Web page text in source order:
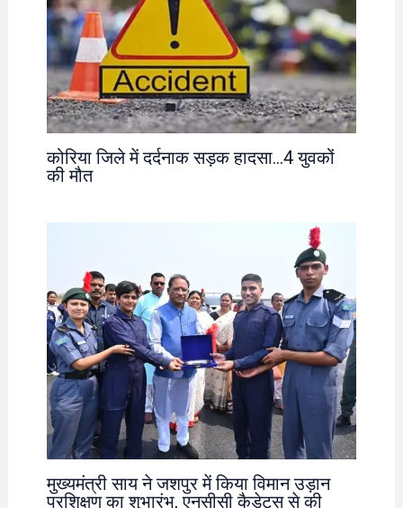
कोरिया जिले में दर्दनाक सड़क हादसा…4 युवकों
की मौत
मुख्यमंत्री साय ने जशपुर में किया विमान उड़ान
प्रशिक्षण का शुभारंभ, एनसीसी कैडेट्स से की